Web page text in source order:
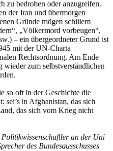
zu bedrohen oder anzugreifen.
der Iran und übermorgen
Gründe mögen schillern
„Völkermord vorbeugen“,
– ein übergeordneter Grund ist
mit der UN-Charta
Rechtsordnung. Am Ende
zum selbstverständlichen
so oft in der Geschichte die
sei’s in Afghanistan, das sich
das sich vom Krieg nicht
an der Uni
des Bundesausschusses